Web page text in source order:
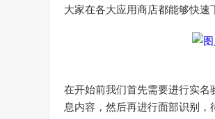
大家在各大应用商店都能够快速
在开始前我们首先需要进行实
息内容，然后再进行面部识别，